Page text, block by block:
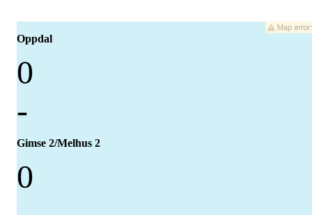
Oppdal
0
-
Gimse 2/Melhus 2
0